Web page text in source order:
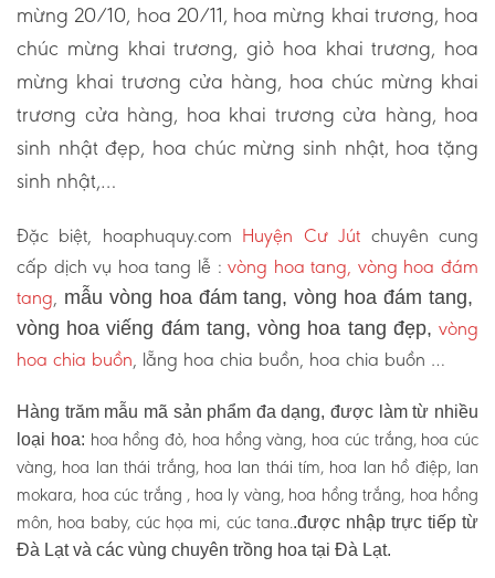
mừng 20/10, hoa 20/11, hoa mừng khai trương, hoa
chúc mừng khai trương, giỏ hoa khai trương, hoa
mừng khai trương cửa hàng, hoa chúc mừng khai
trương cửa hàng, hoa khai trương cửa hàng, hoa
sinh nhật đẹp, hoa chúc mừng sinh nhật, hoa tặng
sinh nhật,…
Đặc biệt, hoaphuquy.com Huyện Cư Jút chuyên cung
cấp dịch vụ hoa tang lễ :vòng hoa tang, vòng hoa đám
tang, mẫu vòng hoa đám tang, vòng hoa đám tang,
vòng hoa viếng đám tang, vòng hoa tang đẹp, vòng
hoa chia buồn, lẵng hoa chia buồn, hoa chia buồn …
Hàng trăm mẫu mã sản phẩm đa dạng, được làm từ nhiều
loại hoa: hoa hồng đỏ, hoa hồng vàng, hoa cúc trắng, hoa cúc
vàng, hoa lan thái trắng, hoa lan thái tím, hoa lan hồ điệp, lan
mokara, hoa cúc trắng , hoa ly vàng, hoa hồng trắng, hoa hồng
môn, hoa baby, cúc họa mi, cúc tana..được nhập trực tiếp từ
Đà Lạt và các vùng chuyên trồng hoa tại Đà Lạt.